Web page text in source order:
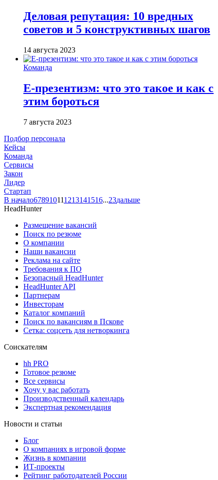
Деловая репутация: 10 вредных
советов и 5 конструктивных шагов
14 августа 2023
Команда
Е-презентизм: что это такое и как с
этим бороться
7 августа 2023
Подбор персонала
Кейсы
Команда
Сервисы
Закон
Лидер
Стартап
В начало678910111213141516...23дальше
HeadHunter
Размещение вакансий
Поиск по резюме
О компании
Наши вакансии
Реклама на сайте
Требования к ПО
Безопасный HeadHunter
HeadHunter API
Партнерам
Инвесторам
Каталог компаний
Поиск по вакансиям в Пскове
Сетка: соцсеть для нетворкинга
Соискателям
hh PRO
Готовое резюме
Все сервисы
Хочу у вас работать
Производственный календарь
Экспертная рекомендация
Новости и статьи
Блог
О компаниях в игровой форме
Жизнь в компании
ИТ-проекты
Рейтинг работодателей России